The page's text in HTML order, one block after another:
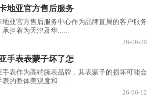
地亚官方售后服务
地亚官方售后服务中心作为品牌直属的客户服务
承担着为天津及华......
26-06-20
手表表蒙子坏了怎
手表作为高端腕表品牌，其表蒙子的损坏可能会
表的整体美观度和......
26-06-12